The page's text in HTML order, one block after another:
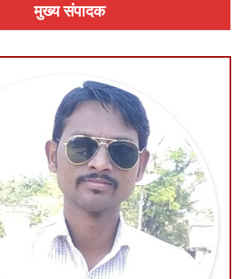
मुख्य संपादक